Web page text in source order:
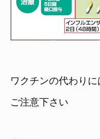
ワクチンの代わり
ご注意下さい